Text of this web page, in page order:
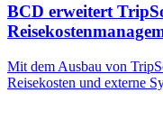
BCD erweitert
Mit dem Ausbau von
Reisekosten und externe